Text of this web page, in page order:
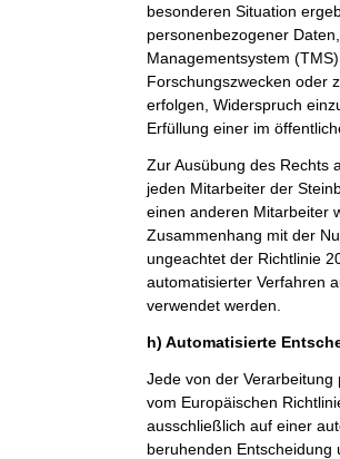
besonderen Situation
personenbezogener
Managementsystem
Forschungszwecken oder
erfolgen, Widerspruch
Erfüllung einer im
Zur Ausübung des Rechts
jeden Mitarbeiter der
einen anderen Mitarbeiter
Zusammenhang mit der
ungeachtet der Richtlinie
automatisierter Verfahren
verwendet werden.
h) Automatisierte
Jede von der
vom Europäischen
ausschließlich auf einer
beruhenden